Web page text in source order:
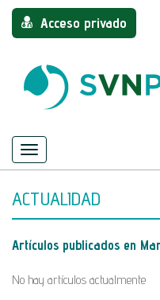
Acceso privado
Mostrar/ocultar
navegación
ACTUALIDAD
Artículos publicados en
No hay artículos actualmente